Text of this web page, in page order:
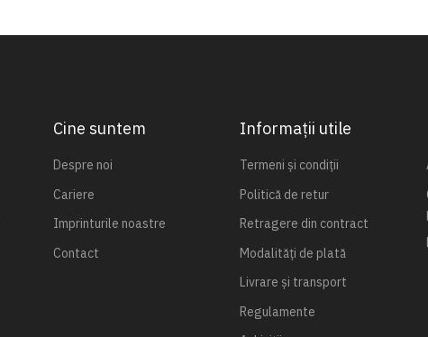
Cine suntem
Despre noi
Cariere
Imprinturile noastre
Contact
Informații utile
Termeni și condiții
Politică de retur
Retragere din contract
Modalități de plată
Livrare și transport
Regulamente